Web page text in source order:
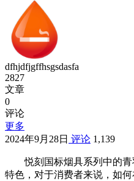
dfhjdfjgffhsgsdasfa
2827
文章
0
评论
更多
2024年9月28日 评论 1,139
悦刻国标烟具系列中的
特色，对于消费者来说，如